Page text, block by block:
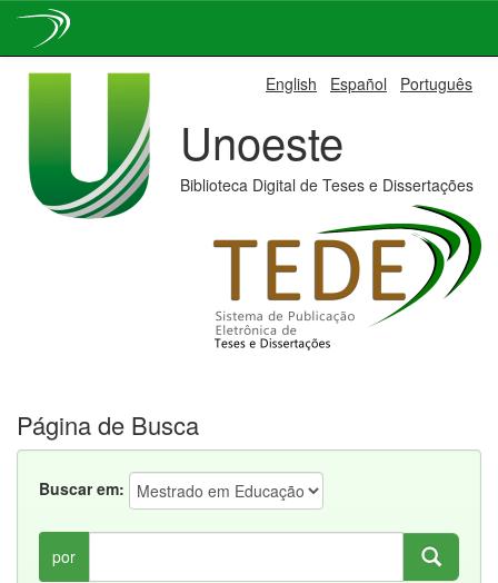
English Español Português
Unoeste
Biblioteca Digital de Teses e Dissertações
Página de Busca
Buscar em:
por